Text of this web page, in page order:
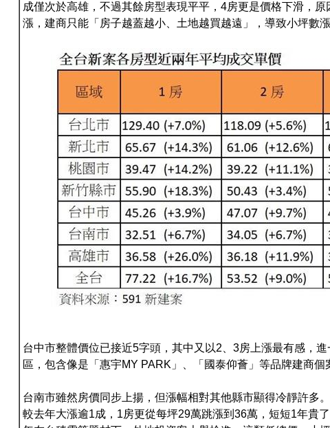
成僅次於高雄，不過其餘房型表現平平，4房更是價格下滑，
漲，建商只能「房子越蓋越小、土地越買越遠」，導致小坪數漲
台中市整體價位已接近5字頭，其中又以2、3房上漲最有感，
區，包含像是「惠宇MY PARK」、「國泰仰薈」等品牌建商個
台南市雖然房價同步上揚，但漲幅相對其他縣市顯得冷靜許多
較去年大漲逾1成，1房更從每坪29萬跳漲到36萬，短短1年貴